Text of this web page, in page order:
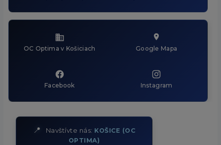
OC Optima v Košiciach Google Mapa
Facebook Instagram
📍 Navštívte nás: KOŠICE (OC
OPTIMA)